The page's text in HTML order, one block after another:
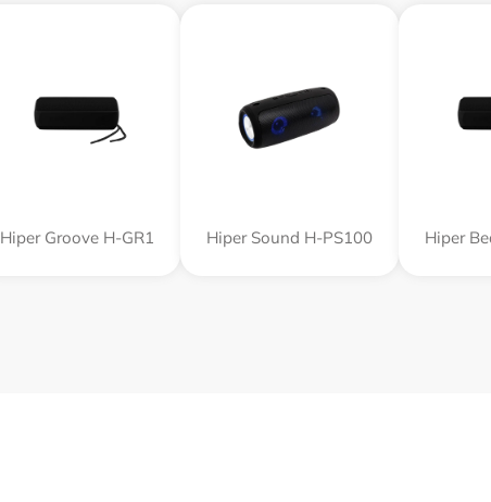
Hiper Groove H-GR1 Hiper Sound H-PS100 Hiper